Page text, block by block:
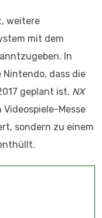
weitere
mit dem
In
dass die
geplant ist. NX
Messe
sondern zu einem